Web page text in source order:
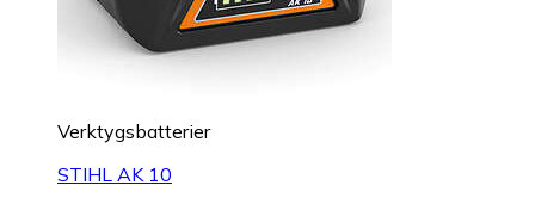
Verktygsbatterier
STIHL AK 10